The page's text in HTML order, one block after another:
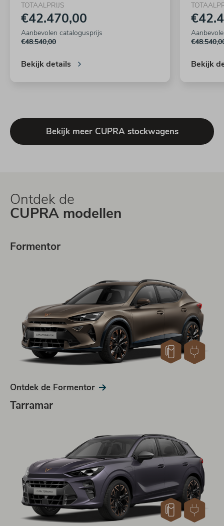
TOTAALPRIJS
€42.470,00
Aanbevolen catalogusprijs
€48.540,00
Bekijk details Bekijk
Bekijk meer CUPRA stockwagens
Ontdek de
CUPRA modellen
Formentor
Ontdek de Formentor
Tarramar